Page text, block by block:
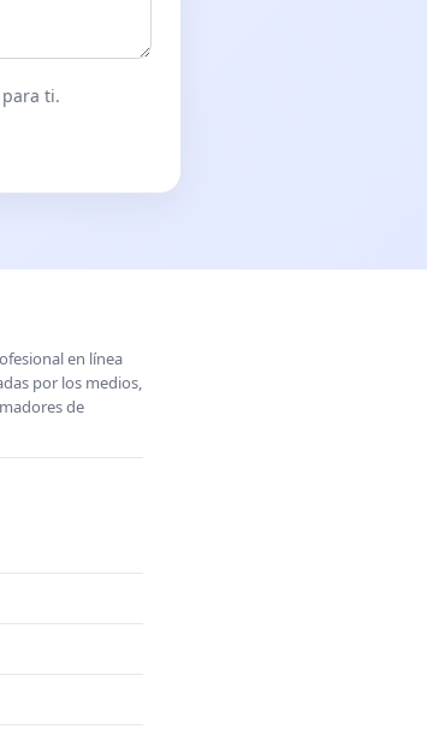
ti.
en línea
por los medios,
de